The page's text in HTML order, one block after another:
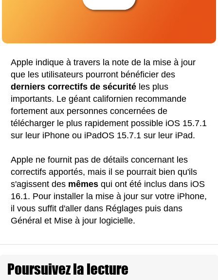
Apple indique à travers la note de la mise à jour
que les utilisateurs pourront bénéficier des
derniers correctifs de sécurité les plus
importants. Le géant californien recommande
fortement aux personnes concernées de
télécharger le plus rapidement possible iOS 15.7.1
sur leur iPhone ou iPadOS 15.7.1 sur leur iPad.
Apple ne fournit pas de détails concernant les
correctifs apportés, mais il se pourrait bien qu'ils
s'agissent des mêmes qui ont été inclus dans iOS
16.1. Pour installer la mise à jour sur votre iPhone,
il vous suffit d'aller dans Réglages puis dans
Général et Mise à jour logicielle.
Poursuivez la lecture